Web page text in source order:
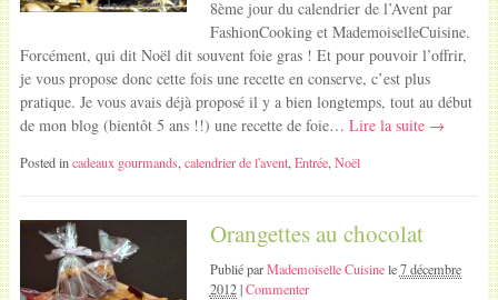
8ème jour du calendrier de l’Avent par
FashionCooking et MademoiselleCuisine.
Forcément, qui dit Noël dit souvent foie gras ! Et pour pouvoir l’offrir,
je vous propose donc cette fois une recette en conserve, c’est plus
pratique. Je vous avais déjà proposé il y a bien longtemps, tout au début
de mon blog (bientôt 5 ans !!) une recette de foie… Lire la suite →
Posted incadeaux gourmands, calendrier de l'avent, Entrée, Noël
Orangettes au chocolat
Publié parMademoiselle Cuisinele7 décembre
2012|Commenter